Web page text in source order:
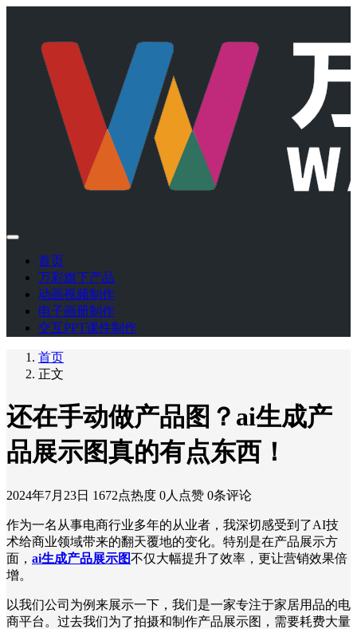
首页
万彩旗下产品
动画视频制作
电子画册制作
交互PPT课件制作
首页
正文
还在手动做产品图？ai生成产
品展示图真的有点东西！
2024年7月23日 1672点热度 0人点赞 0条评论
作为一名从事电商行业多年的从业者，我深切感受到了AI技
术给商业领域带来的翻天覆地的变化。特别是在产品展示方
面， ai生成产品展示图不仅大幅提升了效率，更让营销效果倍
增。
以我们公司为例来展示一下，我们是一家专注于家居用品的电
商平台。过去我们为了拍摄和制作产品展示图，需要耗费大量